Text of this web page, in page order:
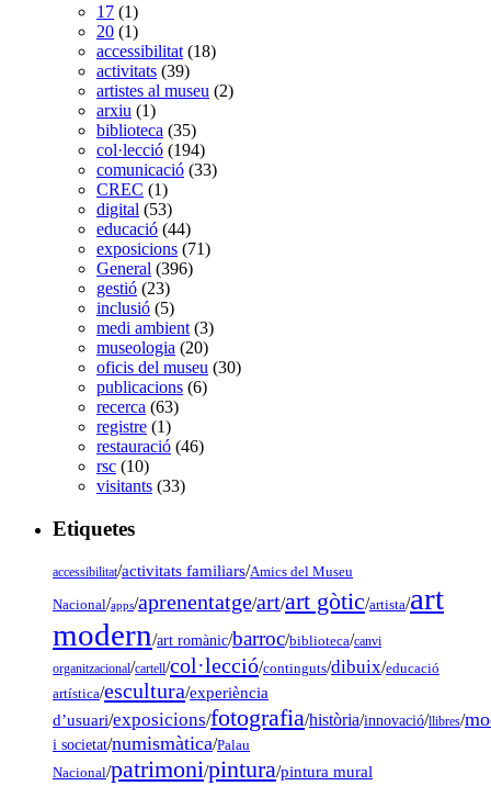
17 (1)
20 (1)
accessibilitat (18)
activitats (39)
artistes al museu (2)
arxiu (1)
biblioteca (35)
col·lecció (194)
comunicació (33)
CREC (1)
digital (53)
educació (44)
exposicions (71)
General (396)
gestió (23)
inclusió (5)
medi ambient (3)
museologia (20)
oficis del museu (30)
publicacions (6)
recerca (63)
registre (1)
restauració (46)
rsc (10)
visitants (33)
Etiquetes
accessibilitat/activitats familiars/Amics del Museu
Nacional/apps/aprenentatge/art/art gòtic/artista/art
modern/art romànic/barroc/biblioteca/canvi
organitzacional/cartell/col·lecció/continguts/dibuix/educació
artística/escultura/experiència
d’usuari/exposicions/fotografia/història/innovació/llibres/
i societat/numismàtica/Palau
Nacional/patrimoni/pintura/pintura mural